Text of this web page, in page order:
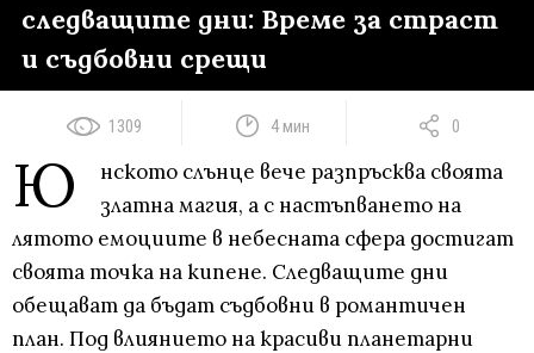
следващите дни: Време за страст
и съдбовни срещи
1309 4 мин 0
Ю
нското слънце вече разпръсква своята
златна магия, а с настъпването на
лятото емоциите в небесната сфера достигат
своята точка на кипене. Следващите дни
обещават да бъдат съдбовни в романтичен
план. Под влиянието на красиви планетарни